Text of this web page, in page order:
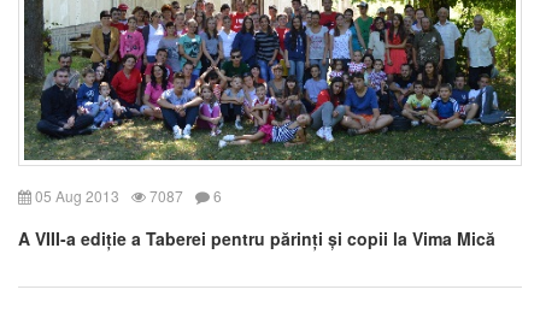
05 Aug 2013 7087 6
A VIII-a ediție a Taberei pentru părinți și copii la Vima Mică